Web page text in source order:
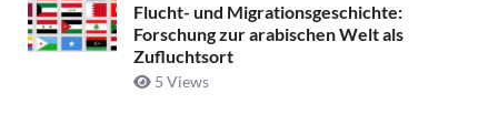
Flucht- und Migrationsgeschichte:
Forschung zur arabischen Welt als
Zufluchtsort
5 Views